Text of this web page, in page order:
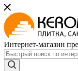
Интернет-магазин